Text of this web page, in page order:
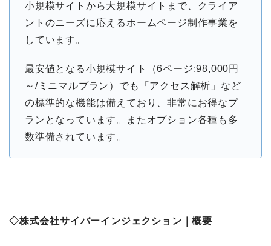
小規模サイトから大規模サイトまで、クライア
ントのニーズに応えるホームページ制作事業を
しています。
最安値となる小規模サイト（6ページ:98,000円
～/ミニマルプラン）でも「アクセス解析」など
の標準的な機能は備えており、非常にお得なプ
ランとなっています。またオプション各種も多
数準備されています。
◇株式会社サイバーインジェクション｜概要